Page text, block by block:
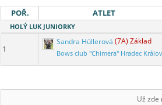
POŘ. ATLET
HOLÝ LUK JUNIORKY
1
Sandra Hüllerová (7A) Základ
Bows club "Chimera" Hradec
Už zde